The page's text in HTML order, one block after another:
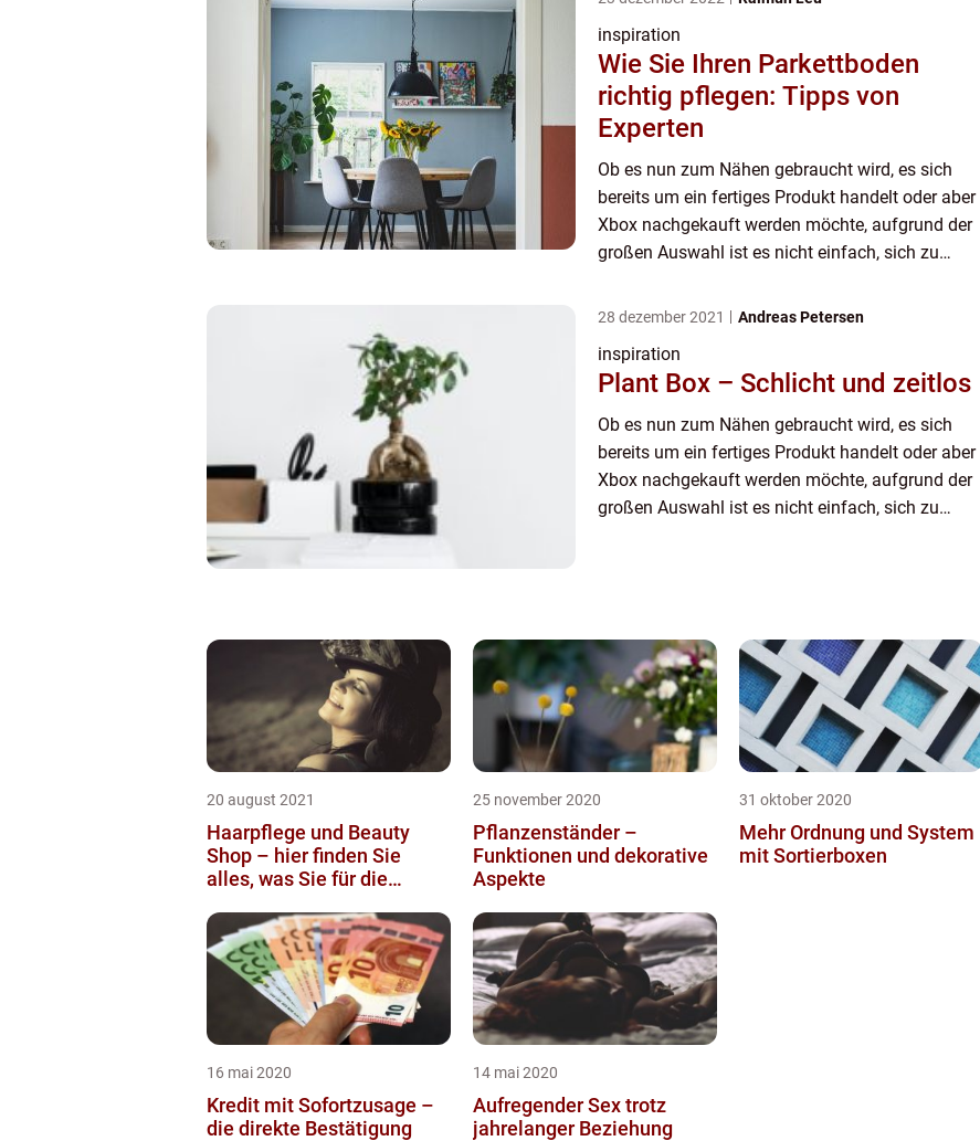
inspiration
Wie Sie Ihren Parkettboden
richtig pflegen: Tipps von
Experten
Ob es nun zum Nähen gebraucht wird, es sich
bereits um ein fertiges Produkt handelt oder aber
Xbox nachgekauft werden möchte, aufgrund der
großen Auswahl ist es nicht einfach, sich zu
kaufen möchte, um e...
28 dezember 2021 Andreas Petersen
inspiration
Plant Box – Schlicht und zeitlos
Ob es nun zum Nähen gebraucht wird, es sich
bereits um ein fertiges Produkt handelt oder aber
Xbox nachgekauft werden möchte, aufgrund der
großen Auswahl ist es nicht einfach, sich zu
20 august 2021
Haarpflege und Beauty
Shop – hier finden Sie
alles, was Sie für die
25 november 2020
Pflanzenständer –
Funktionen und dekorative
Aspekte
31 oktober 2020
Mehr Ordnung und System
mit Sortierboxen
16 mai 2020
Kredit mit Sofortzusage –
die direkte Bestätigung
14 mai 2020
Aufregender Sex trotz
jahrelanger Beziehung